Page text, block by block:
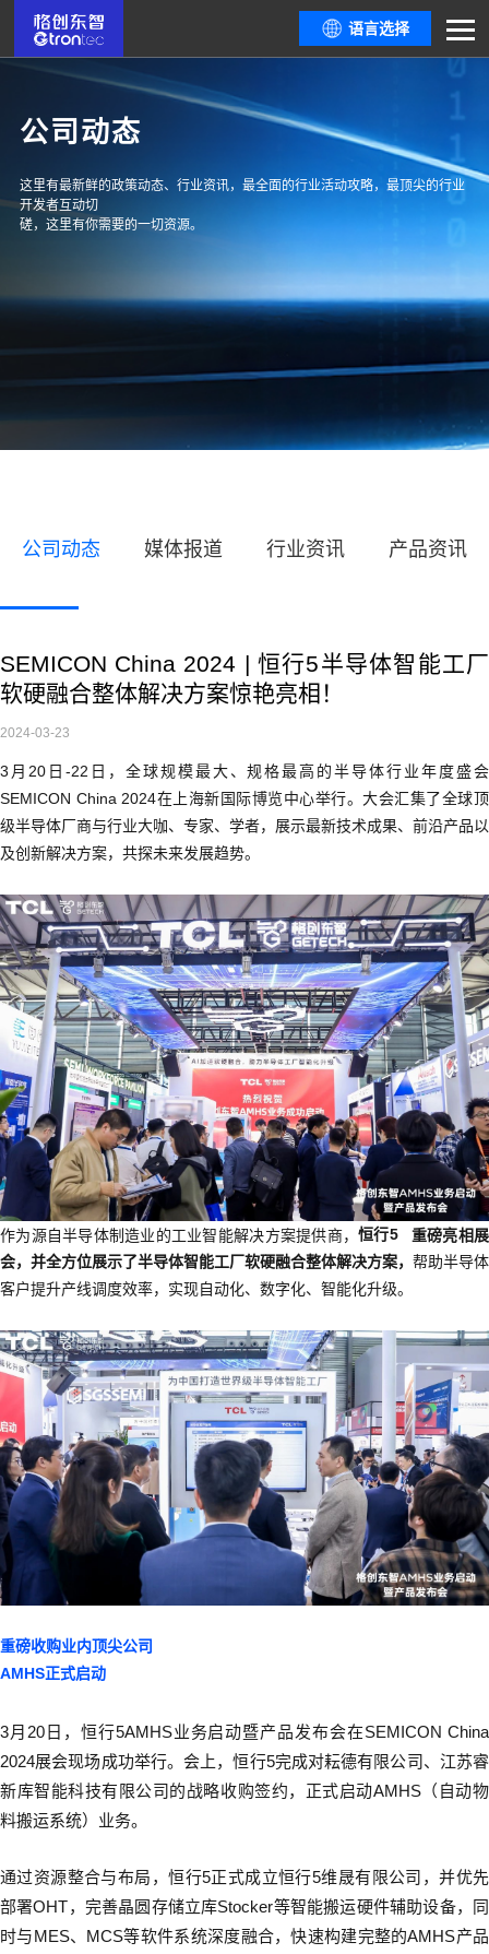
语言选择
公司动态
这里有最新鲜的政策动态、行业资讯，最全面的行业活动攻略，最顶尖的行业
开发者互动切
磋，这里有你需要的一切资源。
公司动态 媒体报道 行业资讯 产品资讯
SEMICON China 2024 | 恒行5半导体智能工厂
软硬融合整体解决方案惊艳亮相！
2024-03-23
3月20日-22日，全球规模最大、规格最高的半导体行业年度盛会
SEMICON China 2024在上海新国际博览中心举行。大会汇集了全球顶
级半导体厂商与行业大咖、专家、学者，展示最新技术成果、前沿产品以
及创新解决方案，共探未来发展趋势。
作为源自半导体制造业的工业智能解决方案提供商，恒行5
重磅亮相展
会，并全方位展示了半导体智能工厂软硬融合整体解决方案， 帮助半导体
客户提升产线调度效率，实现自动化、数字化、智能化升级。
重磅收购业内顶尖公司
AMHS正式启动
3月20日，恒行5AMHS业务启动暨产品发布会在SEMICON China
2024展会现场成功举行。会上，恒行5完成对耘德有限公司、江苏睿
新库智能科技有限公司的战略收购签约，正式启动AMHS（自动物
料搬运系统）业务。
通过资源整合与布局，恒行5正式成立恒行5维晟有限公司，并优先
部署OHT，完善晶圆存储立库Stocker等智能搬运硬件辅助设备，同
时与MES、MCS等软件系统深度融合，快速构建完整的AMHS产品